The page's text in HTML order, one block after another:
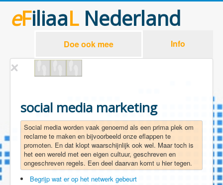
eFiliaaLNederland
Doe ook mee Info
social media marketing
Social media worden vaak genoemd als een prima plek om
reclame te maken en bijvoorbeeld onze eflappen te
promoten. En dat klopt waarschijnlijk ook wel. Maar toch is
het een wereld met een eigen cultuur, geschreven en
ongeschreven regels. Een deel daarvan komt u hier tegen.
Begrijp wat er op het netwerk gebeurt